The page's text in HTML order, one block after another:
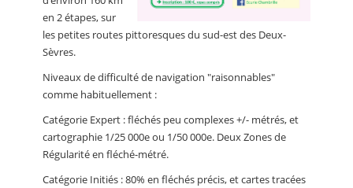
en 2 étapes, sur
les petites routes pittoresques du sud-est des Deux-
Sèvres.
Niveaux de difficulté de navigation "raisonnables"
comme habituellement :
Catégorie Expert : fléchés peu complexes +/- métrés, et
cartographie 1/25 000e ou 1/50 000e. Deux Zones de
Régularité en fléché-métré.
Catégorie Initiés : 80% en fléchés précis, et cartes tracées